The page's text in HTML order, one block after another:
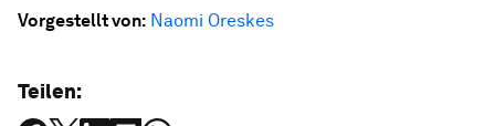
Vorgestellt von: Naomi Oreskes
Teilen: